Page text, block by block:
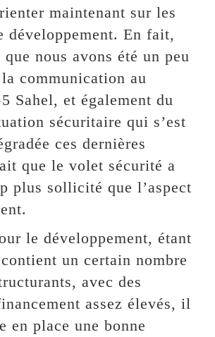
maintenant sur les
développement. En fait,
nous avons été un peu
communication au
Sahel, et également du
sécuritaire qui s’est
ces dernières
que le volet sécurité a
plus sollicité que l’aspect
le développement, étant
un certain nombre
avec des
assez élevés, il
en place une bonne